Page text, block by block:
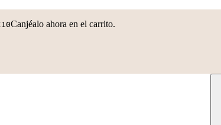
Canjéalo ahora en el carrito.